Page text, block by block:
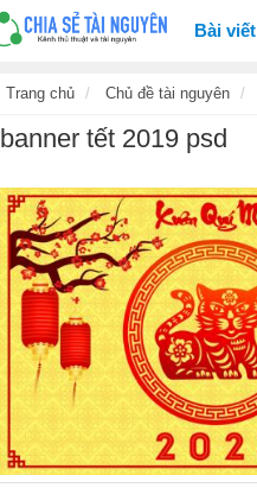
Bài viết
Trang chủ Chủ đề tài nguyên
banner tết 2019 psd